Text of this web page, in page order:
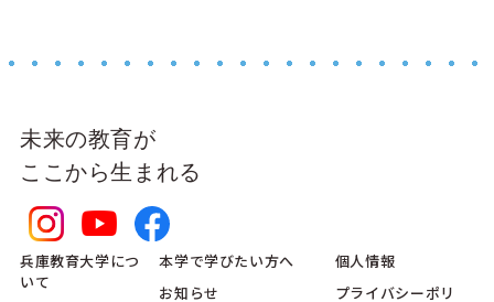
未来の教育が
ここから生まれる
兵庫教育大学につ
いて
本学で学びたい方へ
お知らせ
個人情報
プライバシーポリ